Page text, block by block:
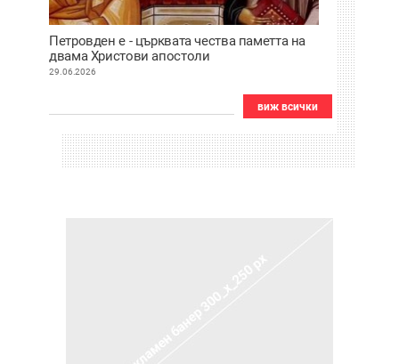
Петровден е - църквата чества паметта на
двама Христови апостоли
29.06.2026
виж всички